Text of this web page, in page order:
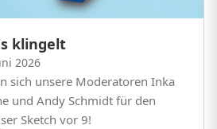
klingelt
2026
sich unsere Moderatoren Inka
und Andy Schmidt für den
Sketch vor 9!